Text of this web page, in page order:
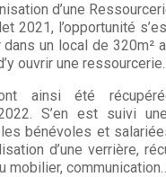
d’une
2021, l’opportunité
dans un local de 320m²
ouvrir une ressourcerie.
ainsi été
S’en est suivi
bénévoles et
d’une verrière,
mobilier,